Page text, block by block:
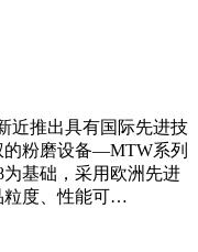
近推出具有国际先进技
粉磨设备—MTW系列
基础，采用欧洲先进
粒度、性能可…